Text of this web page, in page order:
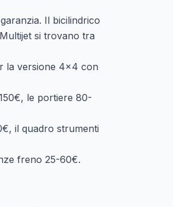
Il bicilindrico
si trovano tra
la versione 4x4 con
, le portiere 80-
, il quadro strumenti
freno 25-60€.